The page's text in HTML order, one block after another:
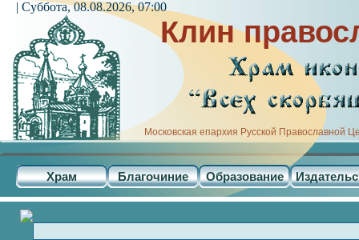
Клин
Московская епархия Русской Православной
Храм Благочиние Образование
| Суббота, 08.08.2026, 07:00